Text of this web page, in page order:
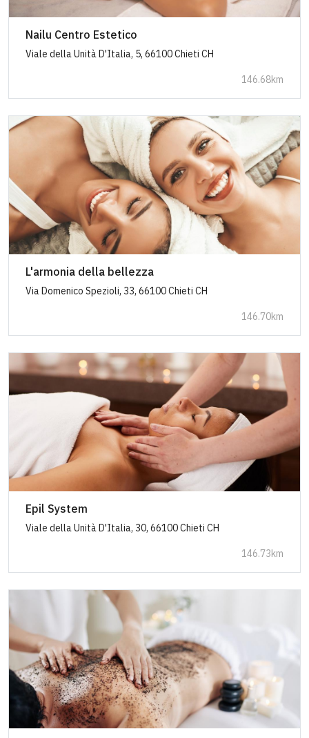
Nailu Centro Estetico
Viale della Unità D'Italia, 5, 66100 Chieti CH
146.68km
L'armonia della bellezza
Via Domenico Spezioli, 33, 66100 Chieti CH
146.70km
Epil System
Viale della Unità D'Italia, 30, 66100 Chieti CH
146.73km